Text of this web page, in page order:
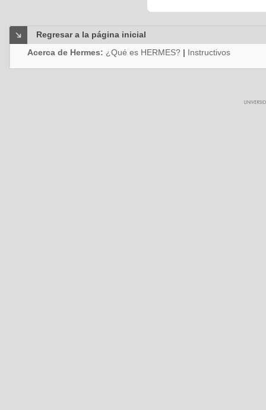
Regresar a la página inicial
Acerca de Hermes: ¿Qué es HERMES? | Instructivos